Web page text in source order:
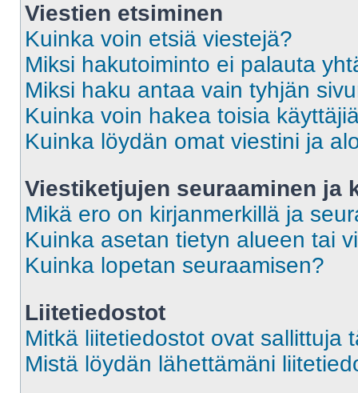
Viestien etsiminen
Kuinka voin etsiä viestejä?
Miksi hakutoiminto ei palauta
Miksi haku antaa vain tyhjän
Kuinka voin hakea toisia
Kuinka löydän omat viestini ja
Viestiketjujen seuraaminen ja
Mikä ero on kirjanmerkillä ja
Kuinka asetan tietyn alueen tai
Kuinka lopetan seuraamisen?
Liitetiedostot
Mitkä liitetiedostot ovat sallittuja
Mistä löydän lähettämäni